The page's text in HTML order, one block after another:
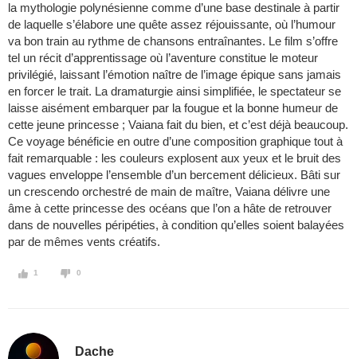
la mythologie polynésienne comme d’une base destinale à partir
de laquelle s’élabore une quête assez réjouissante, où l’humour
va bon train au rythme de chansons entraînantes. Le film s’offre
tel un récit d’apprentissage où l’aventure constitue le moteur
privilégié, laissant l’émotion naître de l’image épique sans jamais
en forcer le trait. La dramaturgie ainsi simplifiée, le spectateur se
laisse aisément embarquer par la fougue et la bonne humeur de
cette jeune princesse ; Vaiana fait du bien, et c’est déjà beaucoup.
Ce voyage bénéficie en outre d’une composition graphique tout à
fait remarquable : les couleurs explosent aux yeux et le bruit des
vagues enveloppe l’ensemble d’un bercement délicieux. Bâti sur
un crescendo orchestré de main de maître, Vaiana délivre une
âme à cette princesse des océans que l’on a hâte de retrouver
dans de nouvelles péripéties, à condition qu’elles soient balayées
par de mêmes vents créatifs.
1 0
Dache